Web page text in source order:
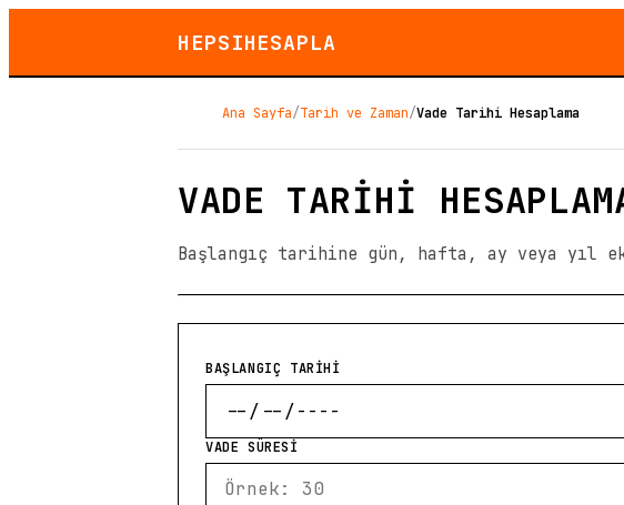
HEPSIHESAPLA
Ana Sayfa/Tarih ve Zaman/Vade Tarihi Hesaplama
VADE TARIHI
Başlangıç tarihine gün, hafta, ay veya yıl
BAŞLANGIÇ TARİHİ
VADE SÜRESİ